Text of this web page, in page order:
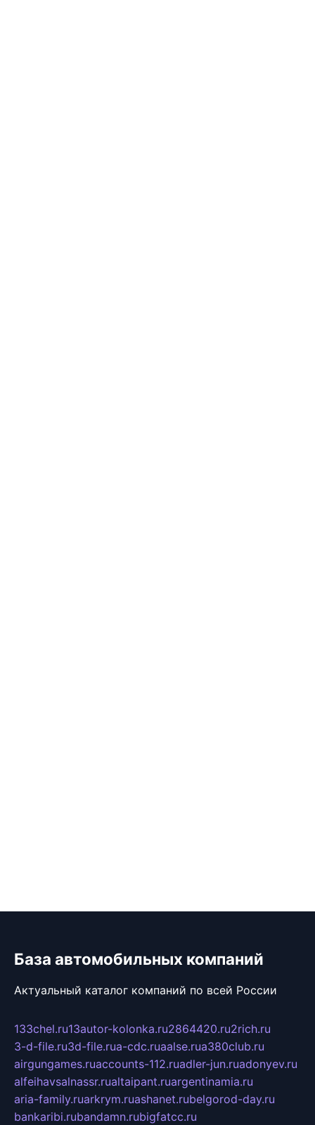
База автомобильных компаний
Актуальный каталог компаний по всей России
133chel.ru13autor-kolonka.ru2864420.ru2rich.ru
3-d-file.ru3d-file.rua-cdc.ruaalse.rua380club.ru
airgungames.ruaccounts-112.ruadler-jun.ruadonyev.ru
alfeihavsalnassr.rualtaipant.ruargentinamia.ru
aria-family.ruarkrym.ruashanet.rubelgorod-day.ru
bankaribi.rubandamn.rubigfatcc.ru